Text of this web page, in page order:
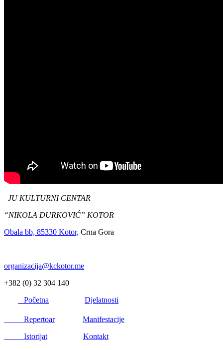
JU KULTURNI CENTAR
“NIKOLA ĐURKOVIĆ” KOTOR
Obala bb, 85330 Kotor, Crna Gora
organizacija@kckotor.me
+382 (0) 32 304 140
Početna
Djelatnosti
Repertoar
Manifestacije
Istorijat
Kontakt